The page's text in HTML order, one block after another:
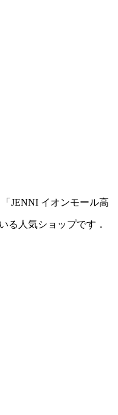
JENNI イオンモール高
る人気ショップです．